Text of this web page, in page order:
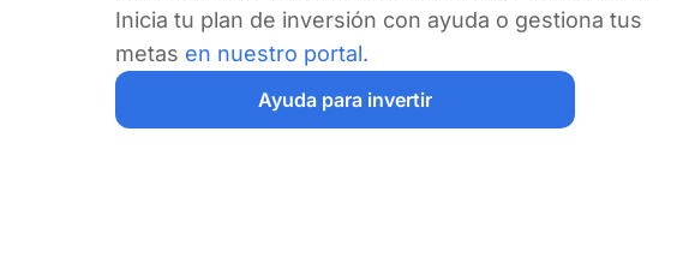
Inicia tu plan de inversión con ayuda o gestiona tus
metas en nuestro portal.
Ayuda para invertir